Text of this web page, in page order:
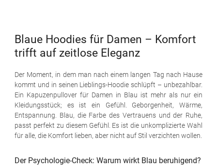
Blaue Hoodies für Damen – Komfort
trifft auf zeitlose Eleganz
Der Moment, in dem man nach einem langen Tag nach Hause
kommt und in seinen Lieblings-Hoodie schlüpft – unbezahlbar.
Ein Kapuzenpullover für Damen in Blau ist mehr als nur ein
Kleidungsstück; es ist ein Gefühl. Geborgenheit, Wärme,
Entspannung. Blau, die Farbe des Vertrauens und der Ruhe,
passt perfekt zu diesem Gefühl. Es ist die unkomplizierte Wahl
für alle, die Komfort lieben, aber nicht auf Stil verzichten wollen.
Der Psychologie-Check: Warum wirkt Blau beruhigend?